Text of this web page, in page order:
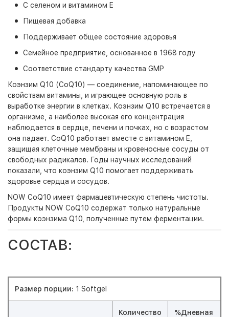
С селеном и витамином E
Пищевая добавка
Поддерживает общее состояние здоровья
Семейное предприятие, основанное в 1968 году
Соответствие стандарту качества GMP
Коэнзим Q10 (CoQ10) — соединение, напоминающее по
свойствам витамины, и играющее основную роль в
выработке энергии в клетках. Коэнзим Q10 встречается в
организме, а наиболее высокая его концентрация
наблюдается в сердце, печени и почках, но с возрастом
она падает. CoQ10 работает вместе с витамином E,
защищая клеточные мембраны и кровеносные сосуды от
свободных радикалов. Годы научных исследований
показали, что коэнзим Q10 помогает поддерживать
здоровье сердца и сосудов.
NOW CoQ10 имеет фармацевтическую степень чистоты.
Продукты NOW CoQ10 содержат только натуральные
формы коэнзима Q10, полученные путем ферментации.
СОСТАВ:
Размер порции: 1 Softgel
Количество
%Дневная